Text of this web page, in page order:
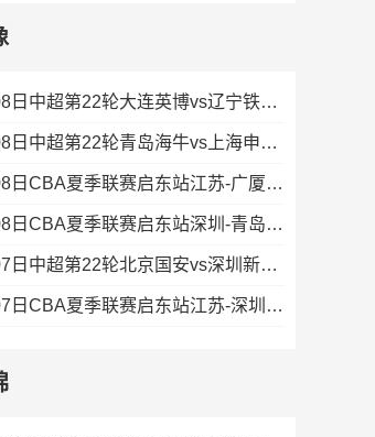
08月08日中超第22轮大连英博vs辽宁铁人全场录像
08月08日中超第22轮青岛海牛vs上海申花全场录像
08月08日CBA夏季联赛启东站江苏-广厦全场录像
08月08日CBA夏季联赛启东站深圳-青岛全场录像
08月07日中超第22轮北京国安vs深圳新鹏城全场录像
08月07日CBA夏季联赛启东站江苏-深圳全场录像